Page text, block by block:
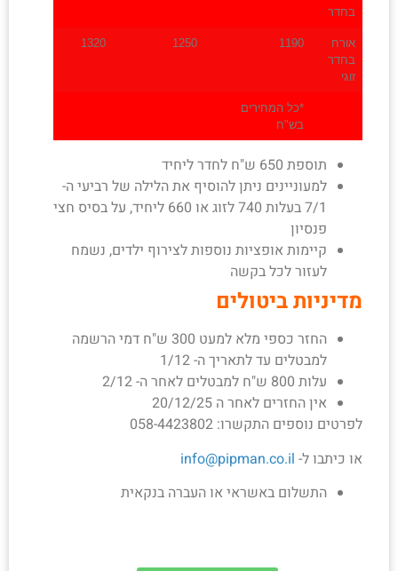
בחדר
אורח
בחדר
זוגי
1190
1250
1320
*כל המחירים
בש"ח
תוספת 650 ש"ח לחדר ליחיד
למעוניינים ניתן להוסיף את הלילה של רביעי ה-
7/1 בעלות 740 לזוג או 660 ליחיד, על בסיס חצי
פנסיון
קיימות אופציות נוספות לצירוף ילדים, נשמח
לעזור לכל בקשה
מדיניות ביטולים
החזר כספי מלא למעט 300 ש"ח דמי הרשמה
למבטלים עד לתאריך ה- 1/12
עלות 800 ש"ח למבטלים לאחר ה- 2/12
אין החזרים לאחר ה 20/12/25
לפרטים נוספים התקשרו: 058-4423802
או כיתבו ל- info@pipman.co.il
התשלום באשראי או העברה בנקאית